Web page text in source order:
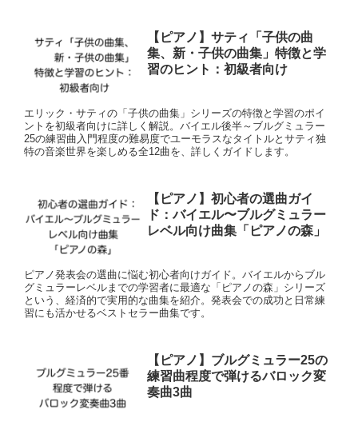
【ピアノ】サティ「子供の曲
集、新・子供の曲集」特徴と学
習のヒント：初級者向け
エリック・サティの「子供の曲集」シリーズの特徴と学習のポイ
ントを初級者向けに詳しく解説。バイエル後半～ブルグミュラー
25の練習曲入門程度の難易度でユーモラスなタイトルとサティ独
特の音楽世界を楽しめる全12曲を、詳しくガイドします。
【ピアノ】初心者の選曲ガイ
ド：バイエル〜ブルグミュラー
レベル向け曲集「ピアノの森」
ピアノ発表会の選曲に悩む初心者向けガイド。バイエルからブル
グミュラーレベルまでの学習者に最適な「ピアノの森」シリーズ
という、経済的で実用的な曲集を紹介。発表会での成功と日常練
習にも活かせるベストセラー曲集です。
【ピアノ】ブルグミュラー25の
練習曲程度で弾けるバロック変
奏曲3曲